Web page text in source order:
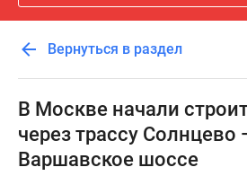
Новостройки
Москвы
Готовые
новостройки
Новостройки
карте
Вернуться в раздел
В Москве начали
через трассу
Варшавское шоссе